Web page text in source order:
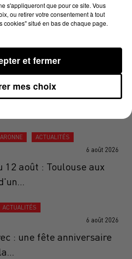
le signe du sport et de la
en Ariège, une
ACTUALITÉS
6 août 2026
12 août : Toulouse aux
ACTUALITÉS
6 août 2026
: une fête anniversaire
s'appliqueront que pour ce site. Vous
ou retirer votre consentement à tout
cookies" situé en bas de chaque page.
mes choix
et fermer